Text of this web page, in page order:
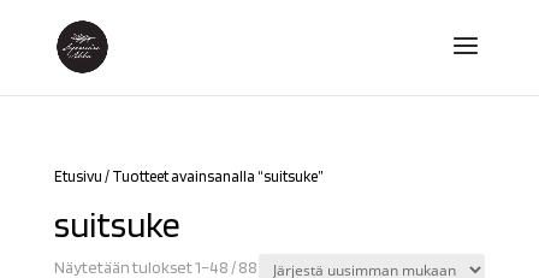
Etusivu / Tuotteet avainsanalla “suitsuke”
suitsuke
Näytetään tulokset 1–48 / 88Sorted